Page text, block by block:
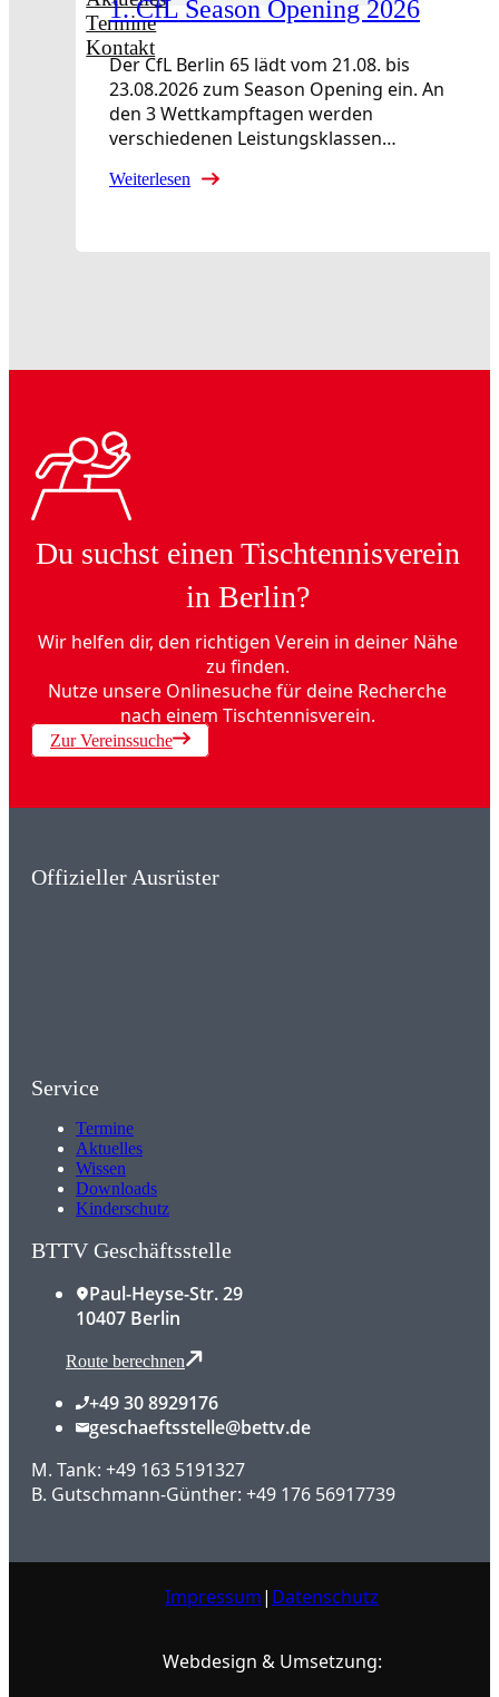
Termine
Kontakt
1. CfL Season Opening 2026
Der CfL Berlin 65 lädt vom 21.08. bis
23.08.2026 zum Season Opening ein. An
den 3 Wettkampftagen werden
verschiedenen Leistungsklassen…
Weiterlesen
Du suchst einen Tischtennisverein
in Berlin?
Wir helfen dir, den richtigen Verein in deiner Nähe
zu finden.
Nutze unsere Onlinesuche für deine Recherche
nach einem Tischtennisverein.
Zur Vereinssuche
Offizieller Ausrüster
Service
Termine
Aktuelles
Wissen
Downloads
Kinderschutz
BTTV Geschäftsstelle
Paul-Heyse-Str. 29
10407 Berlin
Route berechnen
+49 30 8929176
geschaeftsstelle@bettv.de
M. Tank: +49 163 5191327
B. Gutschmann-Günther: +49 176 56917739
Impressum| Datenschutz
Webdesign & Umsetzung: